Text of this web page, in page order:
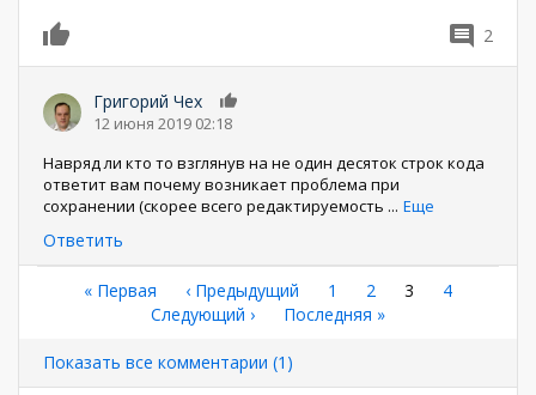
2
Григорий Чех
12 июня 2019 02:18
Навряд ли кто то взглянув на не один десяток строк кода
ответит вам почему возникает проблема при
сохранении (скорее всего редактируемость ... Еще
Ответить
Нумерация
страниц
Первая
страница
« Первая ←
‹ Предыдущий Страница
1 Страница
2
Текущая
3 Страница
4
Следующая
Следующий ›
Последняя
Последняя »
Показать все комментарии (1)